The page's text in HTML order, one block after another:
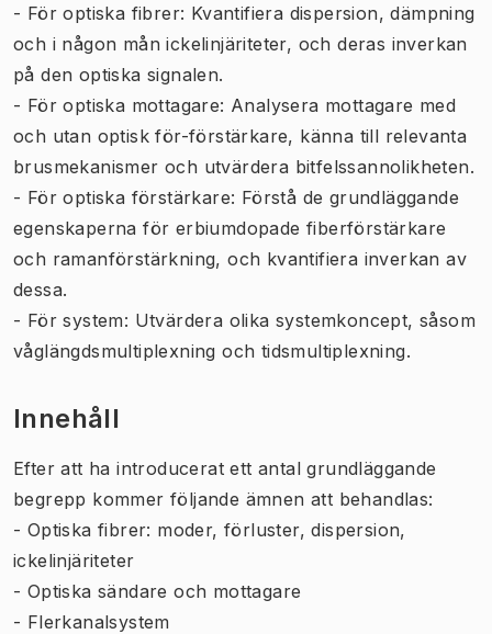
- För optiska fibrer: Kvantifiera dispersion, dämpning
och i någon mån ickelinjäriteter, och deras inverkan
på den optiska signalen.
- För optiska mottagare: Analysera mottagare med
och utan optisk för-förstärkare, känna till relevanta
brusmekanismer och utvärdera bitfelssannolikheten.
- För optiska förstärkare: Förstå de grundläggande
egenskaperna för erbiumdopade fiberförstärkare
och ramanförstärkning, och kvantifiera inverkan av
dessa.
- För system: Utvärdera olika systemkoncept, såsom
våglängdsmultiplexning och tidsmultiplexning.
Innehåll
Efter att ha introducerat ett antal grundläggande
begrepp kommer följande ämnen att behandlas:
- Optiska fibrer: moder, förluster, dispersion,
ickelinjäriteter
- Optiska sändare och mottagare
- Flerkanalsystem